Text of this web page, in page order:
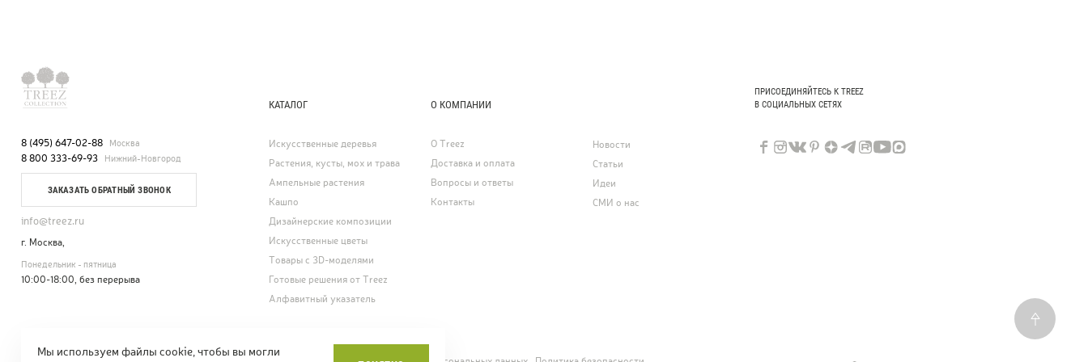
8 (495) 647-02-88 Москва
8 800 333-69-93 Нижний-Новгород
ЗАКАЗАТЬ ОБРАТНЫЙ ЗВОНОК
info@treez.ru
г. Москва,
Понедельник - пятница
10:00-18:00, без перерыва
КАТАЛОГ
Искусственные деревья
Растения, кусты, мох и трава
Ампельные растения
Кашпо
Дизайнерские композиции
Искусственные цветы
Товары с 3D-моделями
Готовые решения от Treez
Алфавитный указатель
О КОМПАНИИ
О Treez
Доставка и оплата
Вопросы и ответы
Контакты
Новости
Статьи
Идеи
СМИ о нас
ПРИСОЕДИНЯЙТЕСЬ К TREEZ
В СОЦИАЛЬНЫХ СЕТЯХ
Мы используем файлы cookie, чтобы вы могли